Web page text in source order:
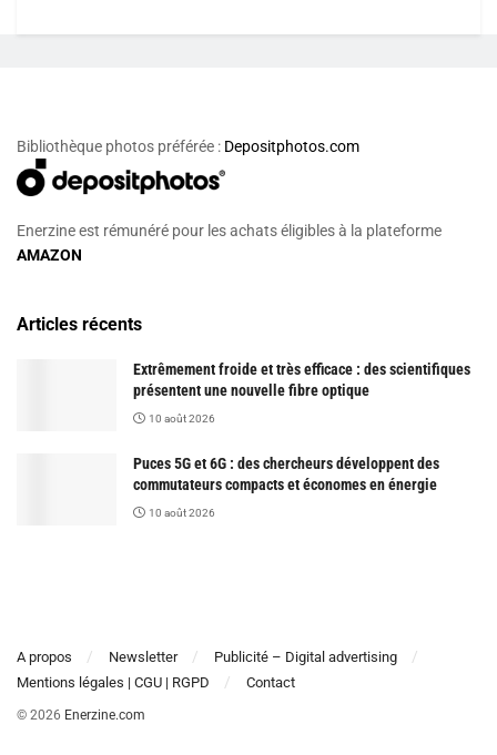
Bibliothèque photos préférée : Depositphotos.com
Enerzine est rémunéré pour les achats éligibles à la plateforme
AMAZON
Articles récents
Extrêmement froide et très efficace : des scientifiques
présentent une nouvelle fibre optique
10 août 2026
Puces 5G et 6G : des chercheurs développent des
commutateurs compacts et économes en énergie
10 août 2026
A propos Newsletter
Publicité – Digital advertising
Mentions légales | CGU | RGPD
Contact
© 2026 Enerzine.com